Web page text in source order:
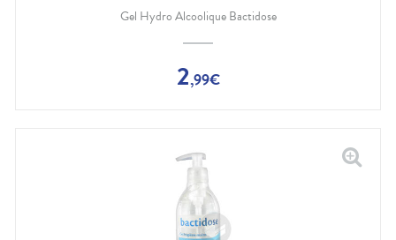
Gel Hydro Alcoolique Bactidose
2,99€